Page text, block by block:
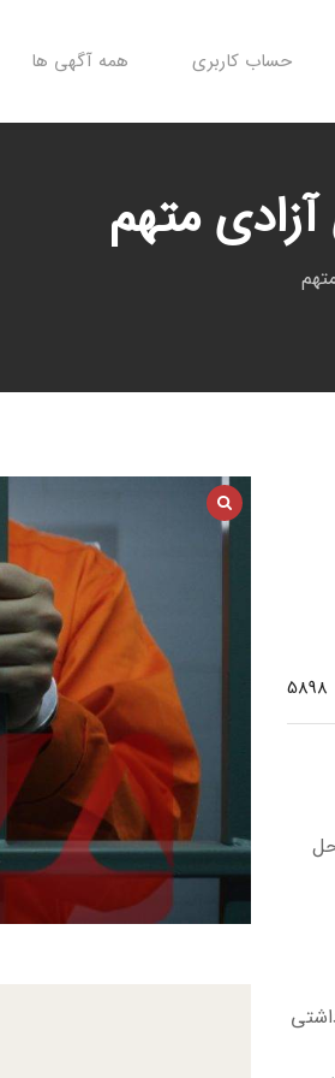
حساب کاربری همه آگهی ها
متهم
5898